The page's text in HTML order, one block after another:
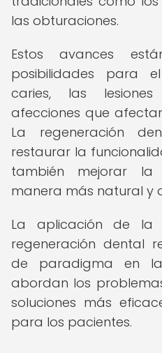
las obturaciones.
Estos avances
posibilidades para
caries, las
afecciones que
La regeneración
restaurar la
también mejorar
manera más natural y
La aplicación de la
regeneración dental
de paradigma en
abordan los
soluciones más
para los pacientes.